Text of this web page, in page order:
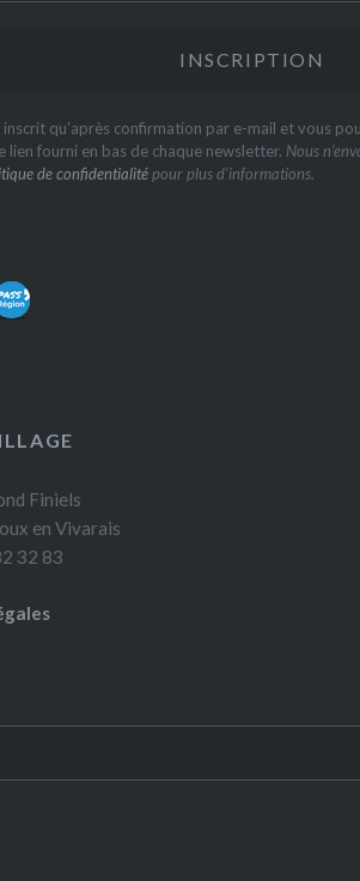
inscrit qu'après confirmation par e-mail et vous
lien fourni en bas de chaque newsletter. Nous
de confidentialitépour plus d’informations.
Finiels
en Vivarais
32 83